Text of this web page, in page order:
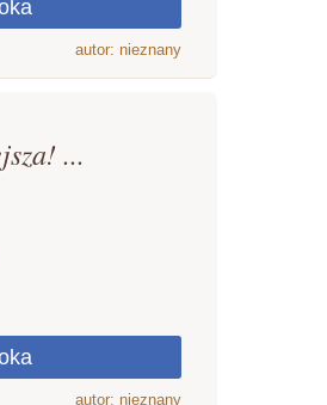
autor: nieznany
...
autor: nieznany